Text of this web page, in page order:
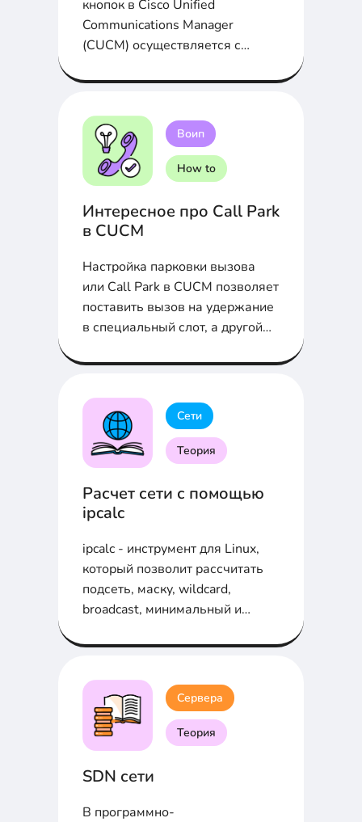
кнопок в Cisco Unified
Communications Manager
(CUCM) осуществляется с
Button Template...
Воип
How to
Интересное про Call Park
в CUCM
Настройка парковки вызова
или Call Park в CUCM позволяет
поставить вызов на удержание
в специальный слот, а другой
Сети
Теория
Расчет сети с помощью
ipcalc
ipcalc - инструмент для Linux,
который позволит рассчитать
подсеть, маску, wildcard,
broadcast, минимальный и
Сервера
Теория
SDN сети
В программно-